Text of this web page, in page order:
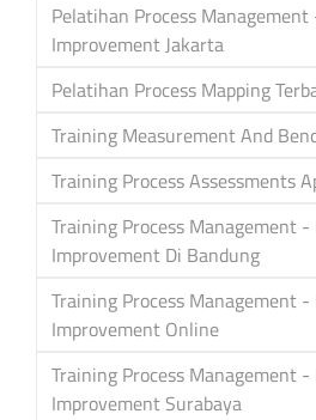
Pelatihan Process
Improvement Jakarta
Pelatihan Process Mapping
Training Measurement And
Training Process Assessments
Training Process Management
Improvement Di Bandung
Training Process Management
Improvement Online
Training Process Management
Improvement Surabaya